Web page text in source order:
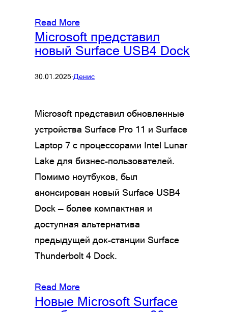
Read More
Microsoft представил
новый Surface USB4 Dock
30.01.2025·Денис
Microsoft представил обновленные
устройства Surface Pro 11 и Surface
Laptop 7 с процессорами Intel Lunar
Lake для бизнес-пользователей.
Помимо ноутбуков, был
анонсирован новый Surface USB4
Dock — более компактная и
доступная альтернатива
предыдущей док-станции Surface
Thunderbolt 4 Dock.
Read More
Новые Microsoft Surface